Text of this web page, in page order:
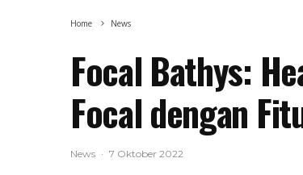
Home News
Focal Bathys:
Focal dengan
News · 7 Oktober 2022